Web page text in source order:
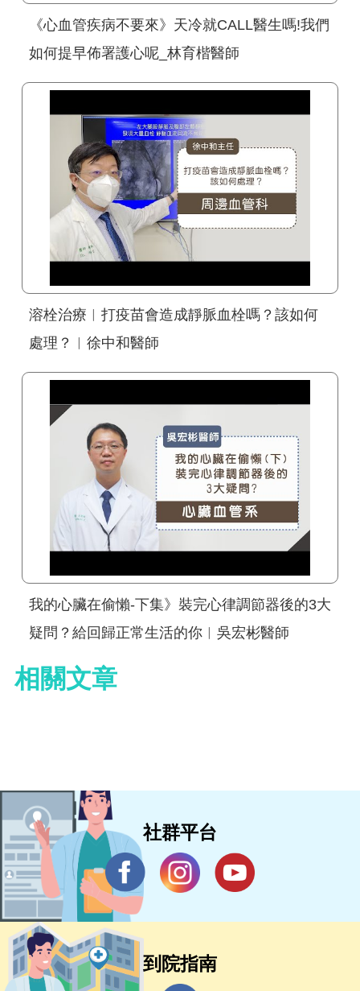
《心血管疾病不要來》天冷就CALL醫生嗎!我們
如何提早佈署護心呢_林育楷醫師
溶栓治療︱打疫苗會造成靜脈血栓嗎？該如何
處理？︱徐中和醫師
我的心臟在偷懶-下集》裝完心律調節器後的3大
疑問？給回歸正常生活的你︱吳宏彬醫師
相關文章
社群平台
到院指南